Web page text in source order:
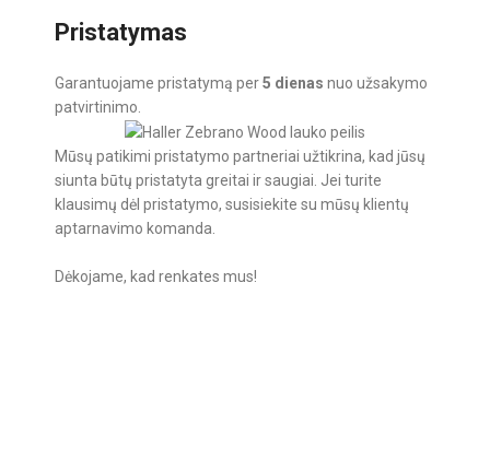
Pristatymas
Garantuojame pristatymą per5 dienas nuo užsakymo
patvirtinimo.
Mūsų patikimi pristatymo partneriai užtikrina, kad jūsų
siunta būtų pristatyta greitai ir saugiai. Jei turite
klausimų dėl pristatymo, susisiekite su mūsų klientų
aptarnavimo komanda.
Dėkojame, kad renkates mus!